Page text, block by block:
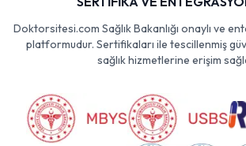
Doktorsitesi.com Sağlık Bakanlığı onaylı ve
platformudur. Sertifikaları ile tescillenmiş
sağlık hizmetlerine erişim